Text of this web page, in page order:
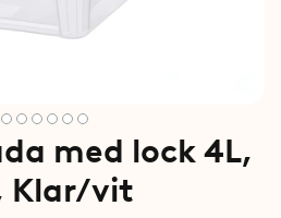
med lock 4L,
Klar/vit